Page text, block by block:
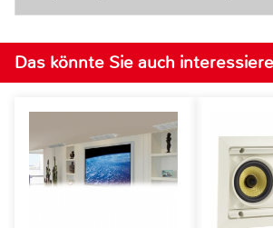
Das könnte Sie auch